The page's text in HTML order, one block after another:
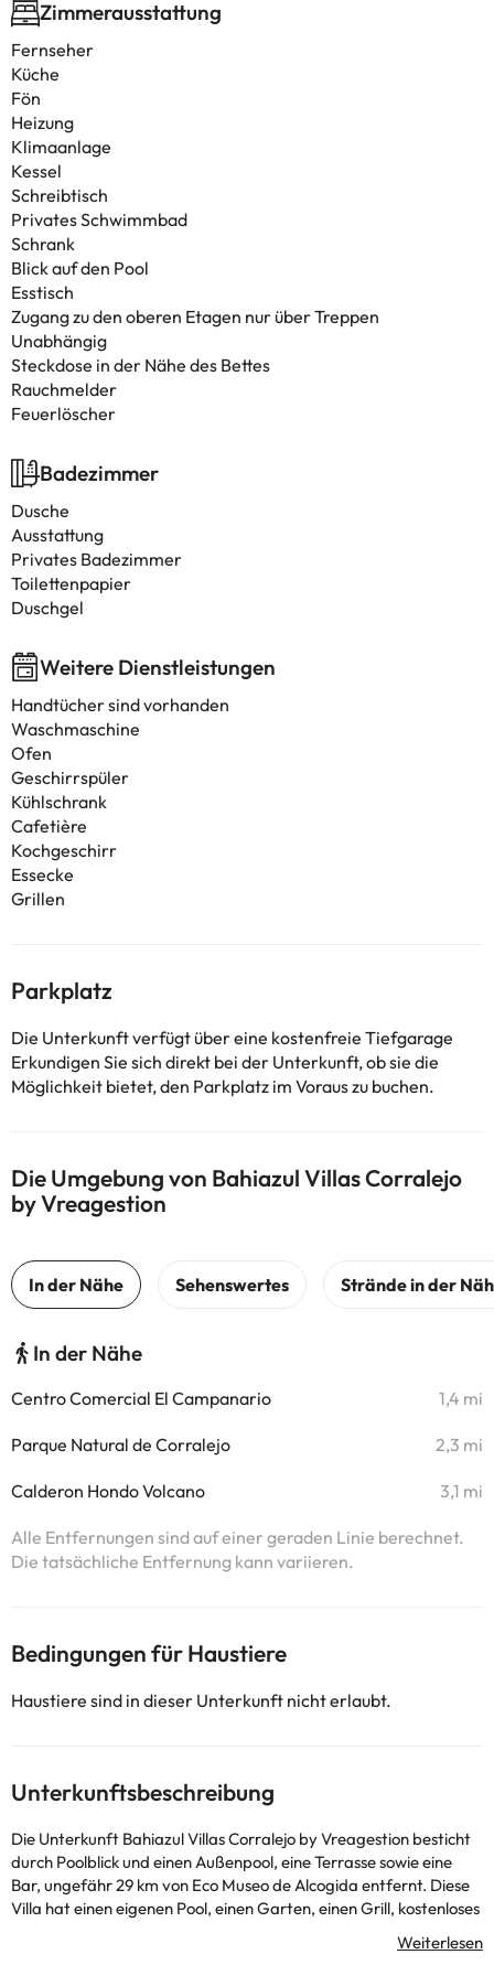
Zimmerausstattung
Fernseher
Küche
Fön
Heizung
Klimaanlage
Kessel
Schreibtisch
Privates Schwimmbad
Schrank
Blick auf den Pool
Esstisch
Zugang zu den oberen Etagen nur über Treppen
Unabhängig
Steckdose in der Nähe des Bettes
Rauchmelder
Feuerlöscher
Badezimmer
Dusche
Ausstattung
Privates Badezimmer
Toilettenpapier
Duschgel
Weitere Dienstleistungen
Handtücher sind vorhanden
Waschmaschine
Ofen
Geschirrspüler
Kühlschrank
Cafetière
Kochgeschirr
Essecke
Grillen
Parkplatz
Die Unterkunft verfügt über eine kostenfreie Tiefgarage
Erkundigen Sie sich direkt bei der Unterkunft, ob sie die
Möglichkeit bietet, den Parkplatz im Voraus zu buchen.
Die Umgebung von Bahiazul Villas Corralejo
by Vreagestion
In der Nähe
Centro Comercial El Campanario 1,4 mi
Parque Natural de Corralejo 2,3 mi
Calderon Hondo Volcano 3,1 mi
Alle Entfernungen sind auf einer geraden Linie berechnet.
Die tatsächliche Entfernung kann variieren.
Bedingungen für Haustiere
Haustiere sind in dieser Unterkunft nicht erlaubt.
Unterkunftsbeschreibung
Die Unterkunft Bahiazul Villas Corralejo by Vreagestion besticht
durch Poolblick und einen Außenpool, eine Terrasse sowie eine
Bar, ungefähr 29 km von Eco Museo de Alcogida entfernt. Diese
Villa hat einen eigenen Pool, einen Garten, einen Grill, kostenloses
Klimaanlage besteht aus 3 Schlafzimmern, einem Wohnzimmer,